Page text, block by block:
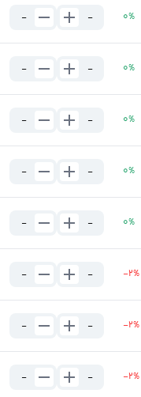
0%
-
-
0%
-
-
0%
-
-
0%
-
-
0%
-
-
-2%
-
-
-2%
-
-
-2%
-
-